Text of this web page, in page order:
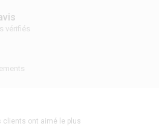
vérifiés
clients ont aimé le plus